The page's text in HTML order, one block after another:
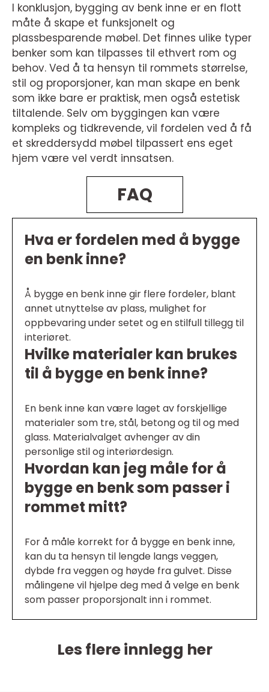
I konklusjon, bygging av benk inne er en flott
måte å skape et funksjonelt og
plassbesparende møbel. Det finnes ulike typer
benker som kan tilpasses til ethvert rom og
behov. Ved å ta hensyn til rommets størrelse,
stil og proporsjoner, kan man skape en benk
som ikke bare er praktisk, men også estetisk
tiltalende. Selv om byggingen kan være
kompleks og tidkrevende, vil fordelen ved å få
et skreddersydd møbel tilpassert ens eget
hjem være vel verdt innsatsen.
FAQ
Hva er fordelen med å bygge
en benk inne?
Å bygge en benk inne gir flere fordeler, blant
annet utnyttelse av plass, mulighet for
oppbevaring under setet og en stilfull tillegg til
interiøret.
Hvilke materialer kan brukes
til å bygge en benk inne?
En benk inne kan være laget av forskjellige
materialer som tre, stål, betong og til og med
glass. Materialvalget avhenger av din
personlige stil og interiørdesign.
Hvordan kan jeg måle for å
bygge en benk som passer i
rommet mitt?
For å måle korrekt for å bygge en benk inne,
kan du ta hensyn til lengde langs veggen,
dybde fra veggen og høyde fra gulvet. Disse
målingene vil hjelpe deg med å velge en benk
som passer proporsjonalt inn i rommet.
Les flere innlegg her